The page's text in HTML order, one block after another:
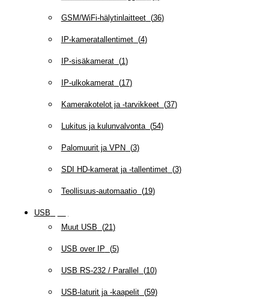
GSM/WiFi-hälytinlaitteet(36)
IP-kameratallentimet(4)
IP-sisäkamerat(1)
IP-ulkokamerat(17)
Kamerakotelot ja -tarvikkeet(37)
Lukitus ja kulunvalvonta(54)
Palomuurit ja VPN (3)
SDI HD-kamerat ja -tallentimet(3)
Teollisuus-automaatio(19)
USB
Muut USB (21)
USB over IP (5)
USB RS-232 / Parallel (10)
USB-laturit ja -kaapelit(59)